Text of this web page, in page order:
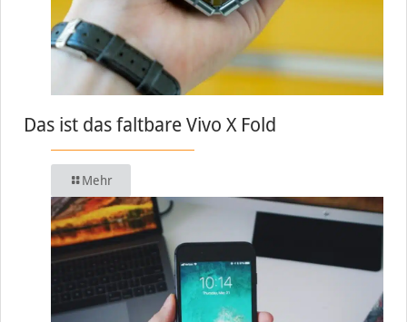
Das ist das faltbare Vivo X Fold
Mehr